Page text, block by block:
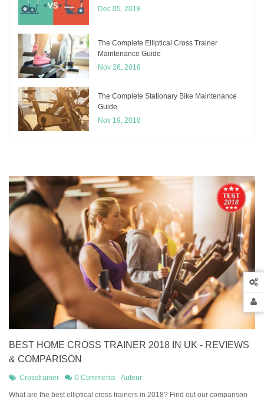
Dec 05, 2018
The Complete Elliptical Cross Trainer
Maintenance Guide
Nov 26, 2018
The Complete Stationary Bike Maintenance
Guide
Nov 19, 2018
BEST HOME CROSS TRAINER 2018 IN UK - REVIEWS
& COMPARISON
Crosstrainer 0 Comments Auteur:
What are the best elliptical cross trainers in 2018? Find out our comparison